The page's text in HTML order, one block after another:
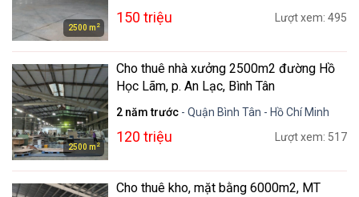
2500 m 2 150 triệu Lượt xem: 495
2500 m 2
Cho thuê nhà xưởng 2500m2 đường Hồ
Học Lãm, p. An Lạc, Bình Tân
2 năm trước - Quận Bình Tân - Hồ Chí Minh
120 triệu Lượt xem: 517
Cho thuê kho, mặt bằng 6000m2, MT